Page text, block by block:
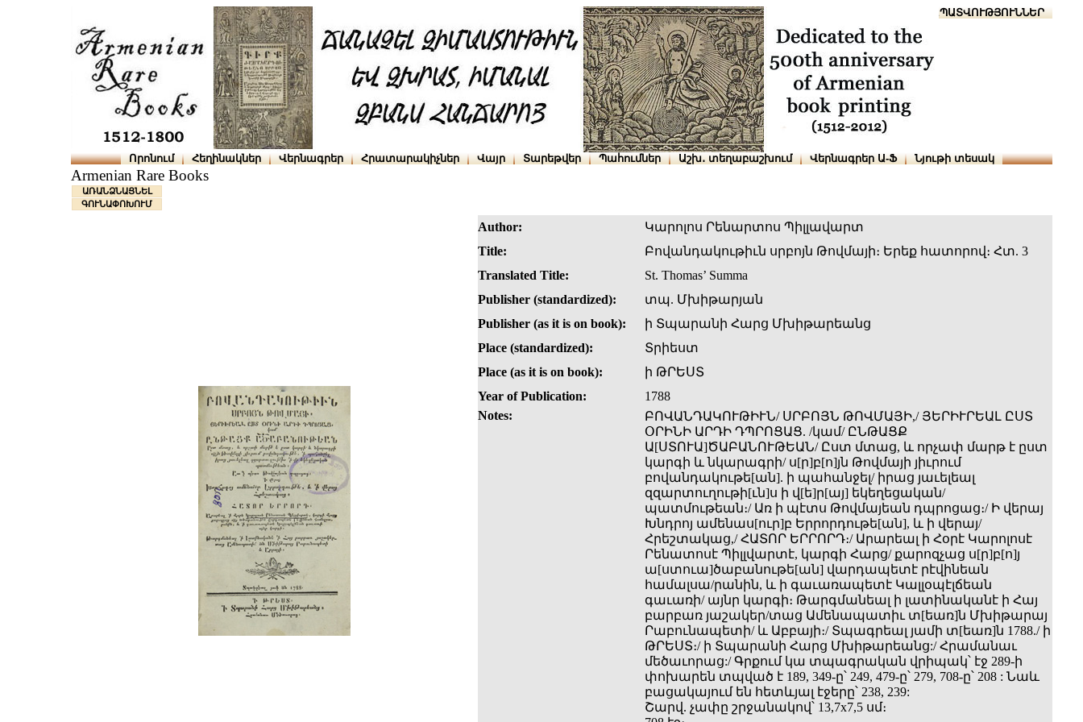
ՆԱԽԱՊԱՏՎՈՒԹՅՈՒՆՆԵՐ
Որոնում Հեղինակներ Վերնագրեր Հրատարակիչներ Վայր Տարեթվեր Պահումներ Աշխ․ տեղաբաշխում Վերնագրեր Ա-Ֆ Նյութի տեսակ
Armenian Rare Books
ԱՌԱՆՁՆԱՑՆԵԼ
ԳՈՒՆԱՓՈԽՈՒՄ
Author:
Կարոլոս Րենարտոս Պիլլավարտ
Title:
Բովանդակութիւն սրբոյն Թովմայի։ Երեք հատորով։ Հտ. 3
Translated Title:
St. Thomas’ Summa
Publisher (standardized):
տպ. Մխիթարյան
Publisher (as it is on book):
ի Տպարանի Հարց Մխիթարեանց
Place (standardized):
Տրիեստ
Place (as it is on book):
ի ԹՐԵՍՏ
Year of Publication:
1788
Notes:
ԲՈՎԱՆԴԱԿՈՒԹԻՒՆ/ ՍՐԲՈՅՆ ԹՈՎՄԱՅԻ,/ ՅԵՐԻՒՐԵԱԼ ԸՍՏ
ՕՐԻՆԻ ԱՐԴԻ ԴՊՐՈՑԱՑ. /կամ/ ԸՆԹԱՑՔ
Ա[ՍՏՈՒԱ]ԾԱԲԱՆՈՒԹԵԱՆ/ Ըստ մտաց, և որչափ մարթ է ըստ
կարգի և նկարագրի/ ս[ր]բ[ո]յն Թովմայի յիւրում
բովանդակութե[ան]. ի պահանջել/ իրաց յաւելեալ
զզարտուղութի[ւն]ս ի վ[ե]ր[այ] եկեղեցական/
պատմութեան։/ Առ ի պէտս Թովմայեան դպրոցաց։/ Ի վերայ
Խնդրոյ ամենաս[ուր]բ Երրորդութե[ան], և ի վերայ/
Հրեշտակաց,/ ՀԱՏՈՐ ԵՐՐՈՐԴ։/ Արարեալ ի Հօրէ Կարոլոսէ
Րենատոսէ Պիլլվարտէ, կարգի Հարց/ քարոզչաց ս[ր]բ[ո]յ
ա[ստուա]ծաբանութե[ան] վարդապետէ րէվինեան
համալսա­/րանին, և ի գաւառապետէ Կալլօպէլճեան
գաւառի/ այնր կարգի։ Թարգմանեալ ի լատինականէ ի Հայ
բարբառ յաշակեր­/տաց Ամենապատիւ տ[եառ]ն Մխիթարայ
Րաբունապետի/ և Աբբայի։/ Տպագրեալ յամի տ[եառ]ն 1788./ ի
ԹՐԵՍՏ։/ ի Տպարանի Հարց Մխիթարեանց:/ Հրամանաւ
մեծաւորաց:/ Գրքում կա տպագրական վրիպակ՝ էջ 289-ի
փոխարեն տպված է 189, 349-ը՝ 249, 479-ը՝ 279, 708-ը՝ 208 : Նաև
բացակայում են հետևյալ էջերը՝ 238, 239:
Շարվ. չափը շրջանակով՝ 13,7x7,5 սմ։